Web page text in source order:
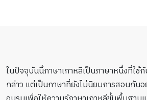
ในปัจจุบันนี้ภาษาเกาหลีเป็นภาษาหนึ่งที่ใช้กั
กล่าว แต่เป็นภาษาที่ยังไม่นิยมการสอนกัน